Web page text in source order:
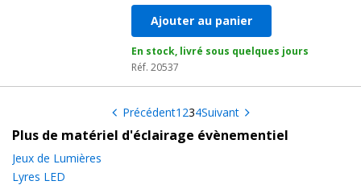
Plus de matériel d'éclairage évènementiel
Jeux de Lumières
Lyres LED
Ajouter au panier
En stock, livré sous quelques jours
Réf. 20537
Précédent1 234Suivant